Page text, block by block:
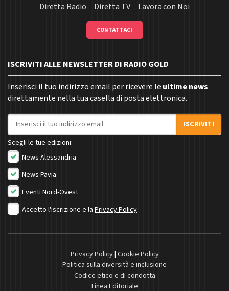
Diretta Radio
Diretta TV Lavora con Noi
CONTATTACI
ISCRIVITI ALLE NEWSLETTER DI RADIO GOLD
Inserisci il tuo indirizzo email per ricevere le ultime news
direttamente nella tua casella di posta elettronica.
Indirizzo email
ISCRIVITI
Scegli le tue edizioni:
News Alessandria
News Pavia
Eventi Nord-Ovest
Accetto l'iscrizione e la Privacy Policy
Privacy Policy| Cookie Policy
Politica sulla diversità e inclusione
Codice etico e di condotta
Linea Editoriale